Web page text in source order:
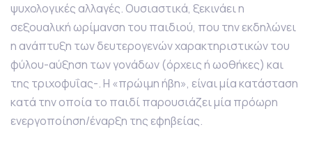
ψυχολογικές αλλαγές. Ουσιαστικά, ξεκινάει η
σεξουαλική ωρίμανση του παιδιού, που την εκδηλώνει
η ανάπτυξη των δευτερογενών χαρακτηριστικών του
φύλου-αύξηση των γονάδων (όρχεις ή ωοθήκες) και
της τριχοφυΐας-. Η «πρώιμη ήβη», είναι μία κατάσταση
κατά την οποία το παιδί παρουσιάζει μία πρόωρη
ενεργοποίηση/έναρξη της εφηβείας.